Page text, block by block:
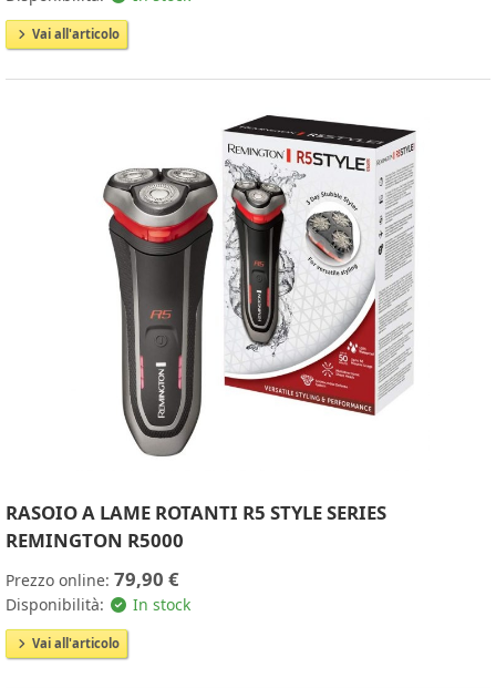
Vai all'articolo
RASOIO A LAME ROTANTI R5 STYLE SERIES
REMINGTON R5000
Prezzo online: 79,90 €
Disponibilità: In stock
Vai all'articolo